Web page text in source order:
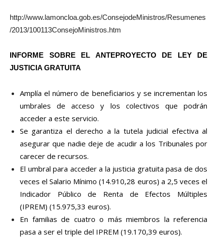
http://www.lamoncloa.gob.es/ConsejodeMinistros/Resumenes
/2013/100113ConsejoMinistros.htm
INFORME SOBRE EL ANTEPROYECTO DE LEY DE
JUSTICIA GRATUITA
Amplía el número de beneficiarios y se incrementan los
umbrales de acceso y los colectivos que podrán
acceder a este servicio.
Se garantiza el derecho a la tutela judicial efectiva al
asegurar que nadie deje de acudir a los Tribunales por
carecer de recursos.
El umbral para acceder a la justicia gratuita pasa de dos
veces el Salario Mínimo (14.910,28 euros) a 2,5 veces el
Indicador Público de Renta de Efectos Múltiples
(IPREM) (15.975,33 euros).
En familias de cuatro o más miembros la referencia
pasa a ser el triple del IPREM (19.170,39 euros).